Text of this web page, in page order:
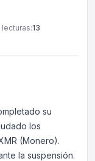
13
su
los
(Monero).
la suspensión.
línea